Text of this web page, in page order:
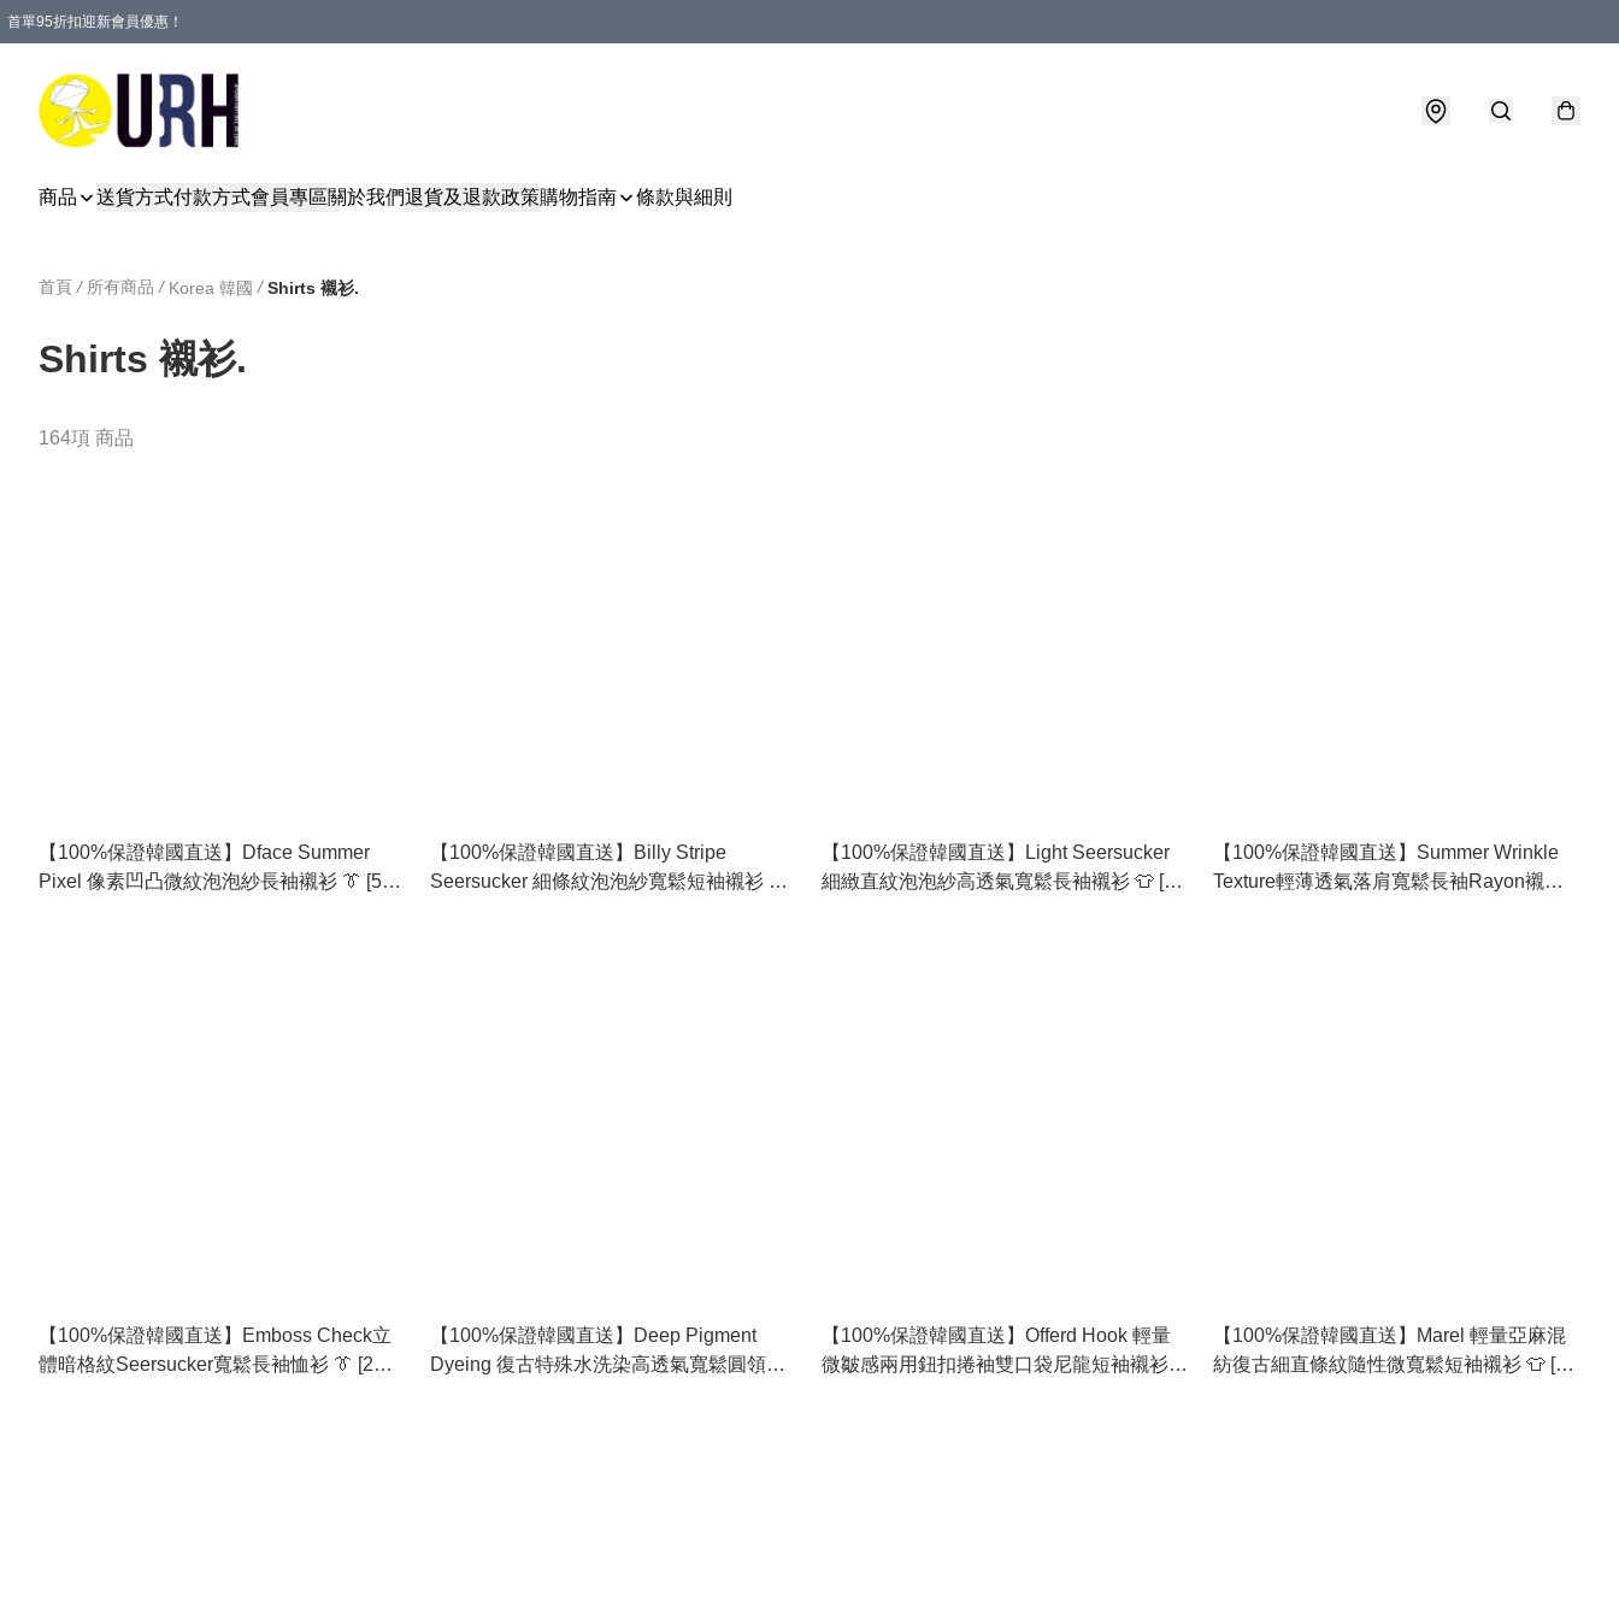
首單95折扣迎新會員優惠！
商品 送貨方式付款方式會員專區關於我們退貨及退款政策購物指南 條款與細則
首頁 / 所有商品 / Korea 韓國 / Shirts 襯衫.
Shirts 襯衫.
164項 商品
【100%保證韓國直送】Dface Summer
Pixel 像素凹凸微紋泡泡紗長袖襯衫 👔 [5
【100%保證韓國直送】Billy Stripe
Seersucker 細條紋泡泡紗寬鬆短袖襯衫 👕
【100%保證韓國直送】Light Seersucker
細緻直紋泡泡紗高透氣寬鬆長袖襯衫 👕 [3
【100%保證韓國直送】Summer Wrinkle
Texture輕薄透氣落肩寬鬆長袖Rayon襯衫
【100%保證韓國直送】Emboss Check立
體暗格紋Seersucker寬鬆長袖恤衫 👔 [2
【100%保證韓國直送】Deep Pigment
Dyeing 復古特殊水洗染高透氣寬鬆圓領短
【100%保證韓國直送】Offerd Hook 輕量
微皺感兩用鈕扣捲袖雙口袋尼龍短袖襯衫
【100%保證韓國直送】Marel 輕量亞麻混
紡復古細直條紋隨性微寬鬆短袖襯衫 👕 [2